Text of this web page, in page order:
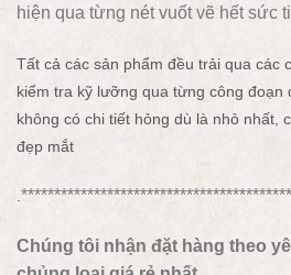
hiện qua từng nét vuốt vẽ hết sức
Tất cả các sản phẩm đều trải qua các
kiểm tra kỹ lưỡng qua từng công đoạn
không có chi tiết hỏng dù là nhỏ nhất,
đẹp mắt
.
Chúng tôi nhận đặt hàng theo